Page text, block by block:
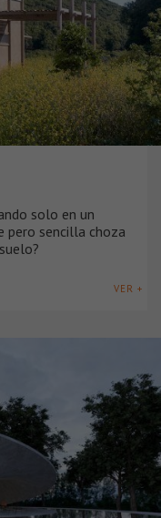
solo en un
pero sencilla choza
VER +